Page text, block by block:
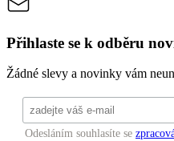
Přihlaste se k odběru
Žádné slevy a novinky vám
Odesláním souhlasíte se